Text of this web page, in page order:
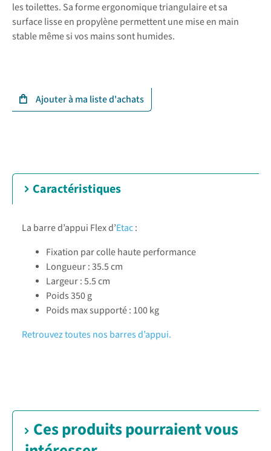
les toilettes. Sa forme ergonomique triangulaire et sa
surface lisse en propylène permettent une mise en main
stable même si vos mains sont humides.
Caractéristiques
La barre d’appui Flex d’Etac:
Fixation par colle haute performance
Longueur : 35.5 cm
Largeur : 5.5 cm
Poids 350 g
Poids max supporté : 100 kg
Retrouvez toutes nos barres d’appui.
Ces produits pourraient vous